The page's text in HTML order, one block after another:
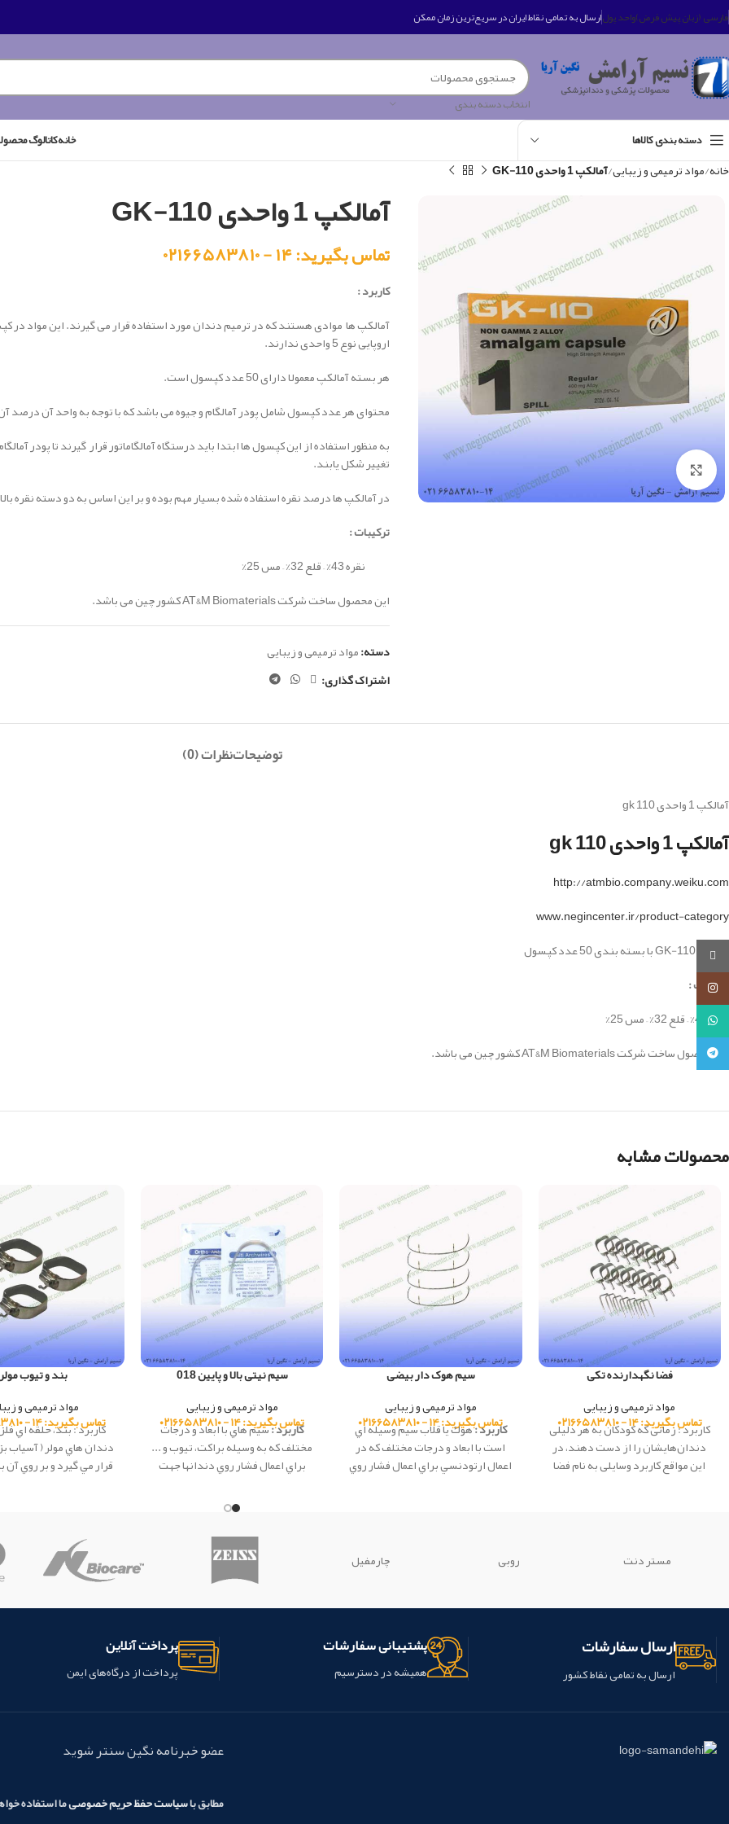
فارسی (زبان پیش فرض)واحد پولارسال به تمامی نقاط ایران در سریع‌ترین زمان ممکن
انتخاب دسته بندی
دسته بندی کالاها خانهکاتالوگ
خانه مواد ترمیمی و زیبایی آمالکپ 1 واحدی GK-110
آمالکپ 1 واحدی GK-110
تماس بگیرید: ۱۴ - ۰۲۱۶۶۵۸۳۸۱۰
کاربرد :
اروپایی نوع 5 واحدی ندارند.
هر بسته آمالکپ معمولا دارای 50 عدد کپسول است.
محتوای هر عدد کپسول شامل پودر آمالگام و جیوه می باشد که با توجه به واحد آن درصد
به منظور استفاده از این کپسول ها ابتدا باید درستگاه آمالگاماتور قرار گیرند تا پودر
تغییر شکل یابند.
در آمالکپ ها درصد نقره استفاده شده بسیار مهم بوده و بر این اساس به دو دسته نقره
ترکیبات :
نقره 43% – قلع 32% – مس 25%
این محصول ساخت شرکت AT&M Biomaterials کشور چین می باشد.
دسته:مواد ترمیمی و زیبایی
اشتراک گذاری:
توضیحاتنظرات (0)
آمالکپ 1 واحدی gk 110
آمالکپ 1 واحدی gk 110
http://atmbio.company.weiku.com
www.negincenter.ir/product-category
آمالگام GK-110 با بسته بندی 50 عدد کپسول
ترکیبات :
نقره 43% – قلع 32% – مس 25%
این محصول ساخت شرکت AT&M Biomaterials کشور چین می باشد.
محصولات مشابه
فضا نگهدارنده تکی
مواد ترمیمی و زیبایی
تماس بگیرید: ۱۴ - ۰۲۱۶۶۵۸۳۸۱۰
کاربرد : زمانی که كودكان به هر دلیلی
دندان‌هایشان را از دست دهند، در
این مواقع كاربرد وسایلی به نام فضا
شود.
سیم هوک دار بیضی
مواد ترمیمی و زیبایی
تماس بگیرید: ۱۴ - ۰۲۱۶۶۵۸۳۸۱۰
کاربرد :هوك يا قلاب سيم وسيله اي
است با ابعاد و درجات مختلف كه در
اعمال ارتودنسي براي اعمال فشار روي
سیم نیتی بالا و پایین 018
مواد ترمیمی و زیبایی
تماس بگیرید: ۱۴ - ۰۲۱۶۶۵۸۳۸۱۰
کاربرد :سيم هاي با ابعاد و درجات
مختلف كه به وسيله براكت، تيوب و ...
براي اعمال فشار روي دندانها جهت
کشور چین می باشد.
بند و تیوب
مواد ترمیمی و
تماس بگیرید: ۱۴ - ۰۲۱۶۶۵۸۳۸۱۰
کاربرد : بند، حلقه اي
دندان هاي مولر ( آسیاب
قرار مي گيرد و بر روي آن
آن باکال تيوب ، براکت،
داده مي شود. این
شرکت Creative کشور چین می باشد.
مستر دنت روبی چارمفیل
ارسال سفارشات
ارسال به تمامی نقاط کشور
پشتیبانی سفارشات
همیشه در دسترسیم
پرداخت آنلاین
پرداخت از درگاه‌های ایمن
عضو خبرنامه نگین سنتر شوید
مطابق باسیاست حفظ حریم خصوصیما استفاده
روبیکا
اینستاگرام
واتساپ
تلگرام